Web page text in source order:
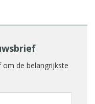
de belangrijkste